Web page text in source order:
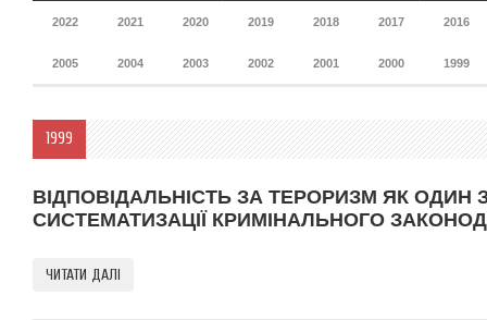
2022 2021 2020 2019 2018 2017 2016
2005 2004 2003 2002 2001 2000 1999
1999
ВІДПОВІДАЛЬНІСТЬ ЗА ТЕРОРИЗМ ЯК ОДИН
СИСТЕМАТИЗАЦІЇ КРИМІНАЛЬНОГО
ЧИТАТИ ДАЛІ